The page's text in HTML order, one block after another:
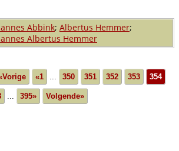
Abbink; Albertus Hemmer;
Albertus Hemmer
«1 ... 350 351 352 353 354
... 395» Volgende»